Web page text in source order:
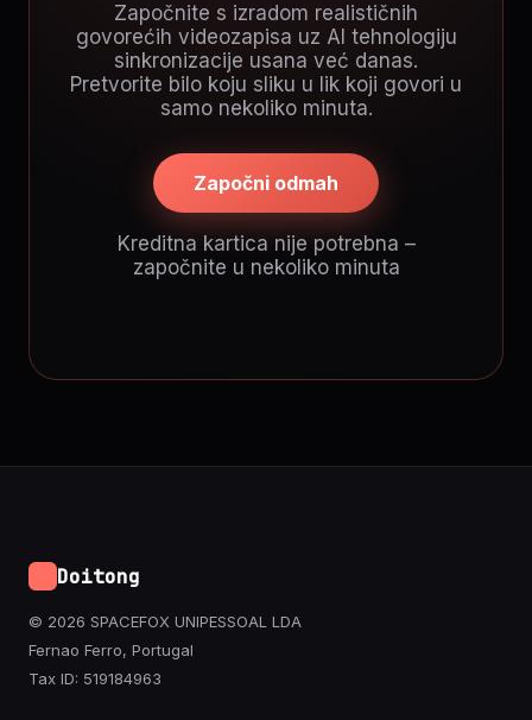
Započnite s izradom realističnih
govorećih videozapisa uz AI tehnologiju
sinkronizacije usana već danas.
Pretvorite bilo koju sliku u lik koji govori u
samo nekoliko minuta.
Započni odmah
Kreditna kartica nije potrebna –
započnite u nekoliko minuta
Doitong
© 2026 SPACEFOX UNIPESSOAL LDA
Fernao Ferro, Portugal
Tax ID: 519184963